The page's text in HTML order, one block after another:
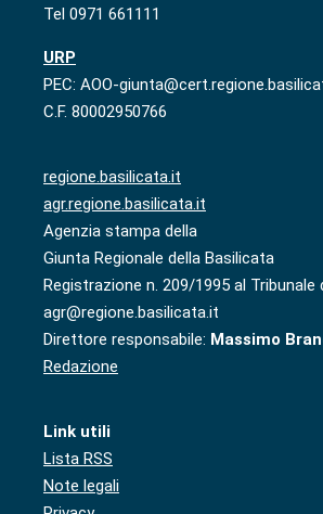
Tel 0971 661111
URP
PEC: AOO-
C.F. 80002950766
regione.basilicata.it
agr.regione.basilicata.it
Agenzia stampa della
Giunta Regionale della Basilicata
Registrazione n. 209/1995 al Tribunale
agr@regione.basilicata.it
Direttore responsabile: Massimo
Redazione
Link utili
Lista RSS
Note legali